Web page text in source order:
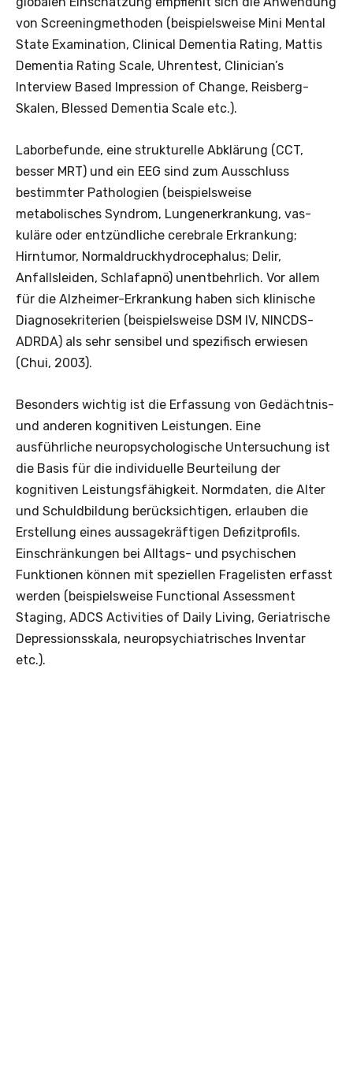
von Screeningmethoden (beispielsweise Mini Mental
State Examination, Clinical Dementia Rating, Mattis
Dementia Rating Scale, Uhrentest, Clinician’s
Interview Based Impression of Change, Reisberg-
Skalen, Blessed Dementia Scale etc.).
Laborbefunde, eine strukturelle Abklärung (CCT,
besser MRT) und ein EEG sind zum Ausschluss
bestimmter Pathologien (beispielsweise
metabolisches Syndrom, Lungenerkrankung, vas­
kuläre oder entzündliche cerebrale Erkrankung;
Hirntumor, Normaldruckhydrocephalus; Delir,
Anfallsleiden, Schlafapnö) unentbehrlich. Vor allem
für die Alzheimer-Erkrankung haben sich klinische
Diagnosekriterien (beispielsweise DSM IV, NINCDS-
ADRDA) als sehr sensibel und spezifisch erwiesen
(Chui, 2003).
Besonders wichtig ist die Erfassung von Gedächtnis-
und anderen kognitiven Leistungen. Eine
ausführliche neuropsychologische Untersuchung ist
die Basis für die individuelle Beurteilung der
kognitiven Leistungsfähigkeit. Normdaten, die Alter
und Schuldbildung berücksichtigen, erlauben die
Erstellung eines aussagekräftigen Defizitprofils.
Einschränkungen bei Alltags- und psychischen
Funktionen können mit speziellen Fragelisten erfasst
werden (beispielsweise Functional Assessment
Staging, ADCS Activities of Daily Living, Geriatrische
Depressionsskala, neuropsychiatrisches Inventar
etc.).